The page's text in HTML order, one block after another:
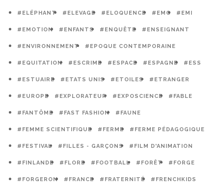
#ELÉPHANT #ELEVAGE #ELOQUENCE #EMC #EMI
#EMOTION #ENFANTS #ENQUÊTE #ENSEIGNANT
#ENVIRONNEMENT #EPOQUE CONTEMPORAINE
#EQUITATION #ESCRIME #ESPACE #ESPAGNE #ESS
#ESTUAIRE #ETATS UNIS #ETOILES #ETRANGER
#EUROPE #EXPLORATEUR #EXPOSCIENCE #FABLE
#FANTÔME #FAST FASHION #FAUNE
#FEMME SCIENTIFIQUE #FERME #FERME PÉDAGOGIQUE
#FESTIVAL #FILLES - GARÇONS #FILM D'ANIMATION
#FINLANDE #FLORE #FOOTBALL #FORÊT #FORGE
#FORGERON #FRANCE #FRATERNITÉ #FRENCHKIDS